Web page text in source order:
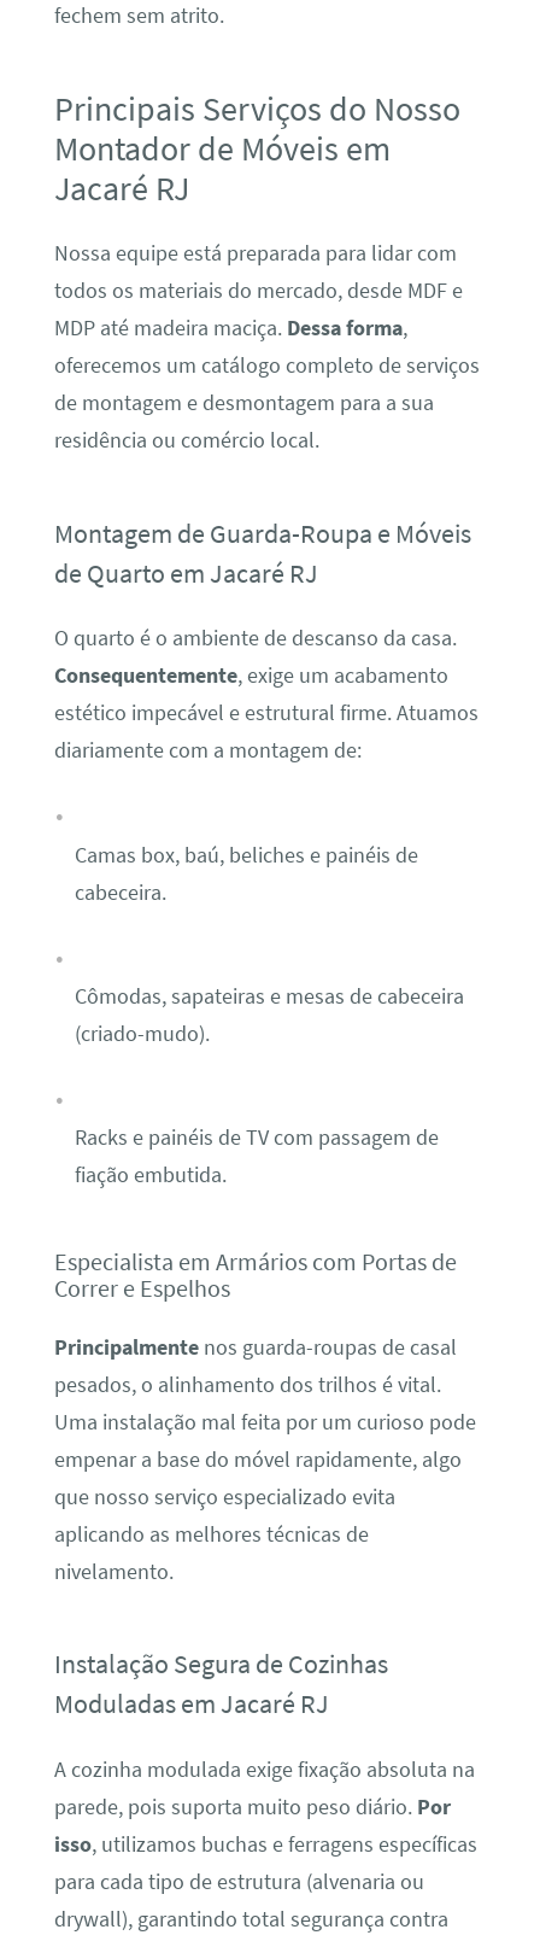
fechem sem atrito.
Principais Serviços do Nosso
Montador de Móveis em
Jacaré RJ
Nossa equipe está preparada para lidar com
todos os materiais do mercado, desde MDF e
MDP até madeira maciça. Dessa forma,
oferecemos um catálogo completo de serviços
de montagem e desmontagem para a sua
residência ou comércio local.
Montagem de Guarda-Roupa e Móveis
de Quarto em Jacaré RJ
O quarto é o ambiente de descanso da casa.
Consequentemente, exige um acabamento
estético impecável e estrutural firme. Atuamos
diariamente com a montagem de:
Camas box, baú, beliches e painéis de
cabeceira.
Cômodas, sapateiras e mesas de cabeceira
(criado-mudo).
Racks e painéis de TV com passagem de
fiação embutida.
Especialista em Armários com Portas de
Correr e Espelhos
Principalmentenos guarda-roupas de casal
pesados, o alinhamento dos trilhos é vital.
Uma instalação mal feita por um curioso pode
empenar a base do móvel rapidamente, algo
que nosso serviço especializado evita
aplicando as melhores técnicas de
nivelamento.
Instalação Segura de Cozinhas
Moduladas em Jacaré RJ
A cozinha modulada exige fixação absoluta na
parede, pois suporta muito peso diário. Por
isso, utilizamos buchas e ferragens específicas
para cada tipo de estrutura (alvenaria ou
drywall), garantindo total segurança contra